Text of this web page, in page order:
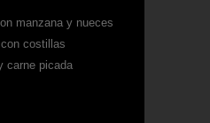
manzana y nueces
costillas
carne picada